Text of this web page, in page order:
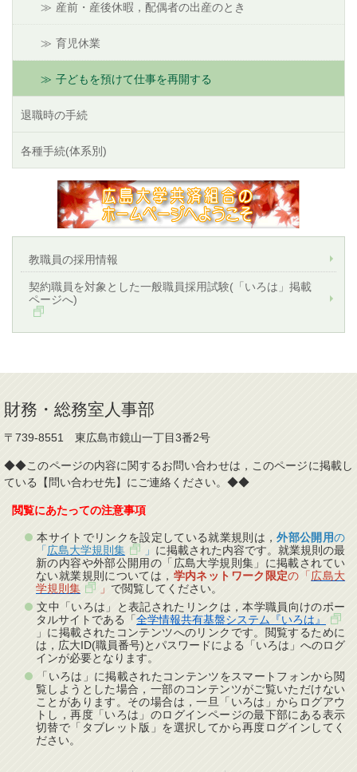
産前・産後休暇，配偶者の出産のとき
育児休業
子どもを預けて仕事を再開する
退職時の手続
各種手続(体系別)
教職員の採用情報
契約職員を対象とした一般職員採用試験(「いろは」掲載
ページへ)
財務・総務室人事部
〒739-8551 東広島市鏡山一丁目3番2号
◆◆このページの内容に関するお問い合わせは，このページに掲載し
ている【問い合わせ先】にご連絡ください。◆◆
閲覧にあたっての注意事項
本サイトでリンクを設定している就業規則は，外部公開用の
「広島大学規則集 」 に掲載された内容です。就業規則の最
新の内容や外部公開用の「広島大学規則集」に掲載されてい
ない就業規則については， 学内ネットワーク限定の「広島大
学規則集
」 で閲覧してください。
文中「いろは」と表記されたリンクは，本学職員向けのポー
タルサイトである「全学情報共有基盤システム『いろは』
」に掲載されたコンテンツへのリンクです。閲覧するために
は，広大ID(職員番号)とパスワードによる「いろは」へのログ
インが必要となります。
「いろは」に掲載されたコンテンツをスマートフォンから閲
覧しようとした場合，一部のコンテンツがご覧いただけない
ことがあります。その場合は，一旦「いろは」からログアウ
トし，再度「いろは」のログインページの最下部にある表示
切替で「タブレット版」を選択してから再度ログインしてく
ださい。